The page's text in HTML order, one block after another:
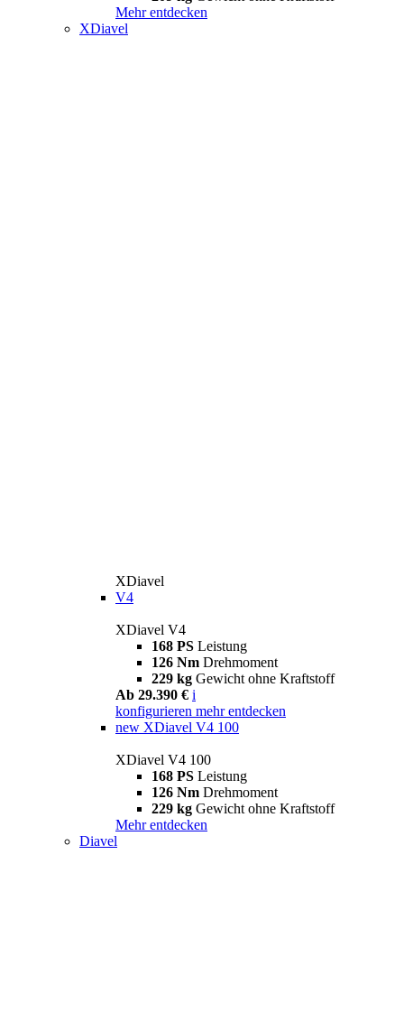
Mehr entdecken
XDiavel
XDiavel
V4
XDiavel V4
168 PS Leistung
126 Nm Drehmoment
229 kg Gewicht ohne Kraftstoff
Ab 29.390 € i
konfigurieren mehr entdecken
new XDiavel V4 100
XDiavel V4 100
168 PS Leistung
126 Nm Drehmoment
229 kg Gewicht ohne Kraftstoff
Mehr entdecken
Diavel